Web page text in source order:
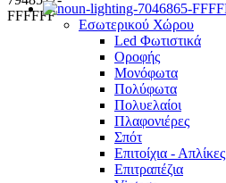
Εσωτερικού Χώρου
Led Φωτιστικά
Οροφής
Μονόφωτα
Πολύφωτα
Πολυελαίοι
Πλαφονιέρες
Σπότ
Επιτοίχια - Απλίκες
Επιτραπέζια